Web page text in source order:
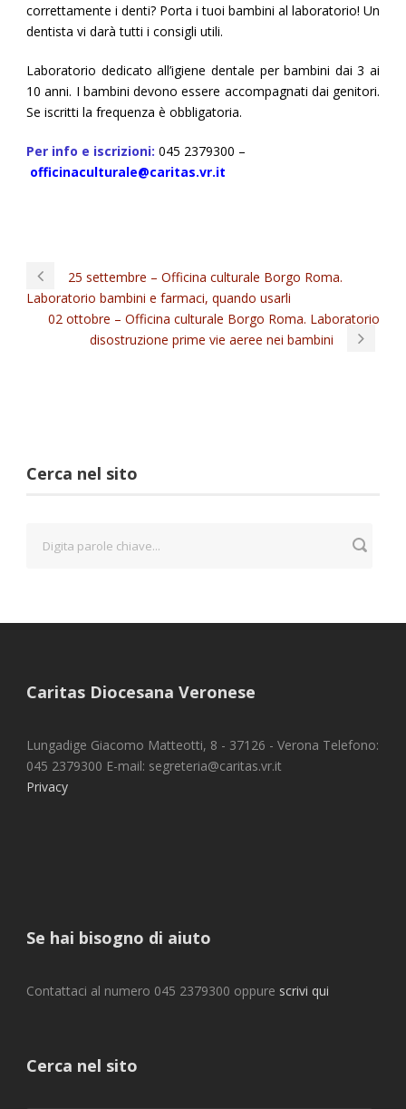
correttamente i denti? Porta i tuoi bambini al laboratorio! Un
dentista vi darà tutti i consigli utili.
Laboratorio dedicato all’igiene dentale per bambini dai 3 ai
10 anni. I bambini devono essere accompagnati dai genitori.
Se iscritti la frequenza è obbligatoria.
Per info e iscrizioni: 045 2379300 –
officinaculturale@caritas.vr.it
25 settembre – Officina culturale Borgo Roma.
Laboratorio bambini e farmaci, quando usarli
02 ottobre – Officina culturale Borgo Roma. Laboratorio
disostruzione prime vie aeree nei bambini
Cerca nel sito
Caritas Diocesana Veronese
Lungadige Giacomo Matteotti, 8 - 37126 - Verona Telefono:
045 2379300 E-mail: segreteria@caritas.vr.it
Privacy
Se hai bisogno di aiuto
Contattaci al numero 045 2379300 oppure scrivi qui
Cerca nel sito